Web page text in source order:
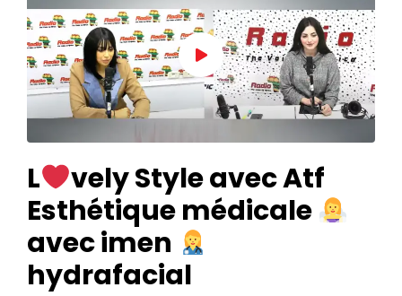
L
vely Style avec Atf
Esthétique médicale
avec imen
hydrafacial